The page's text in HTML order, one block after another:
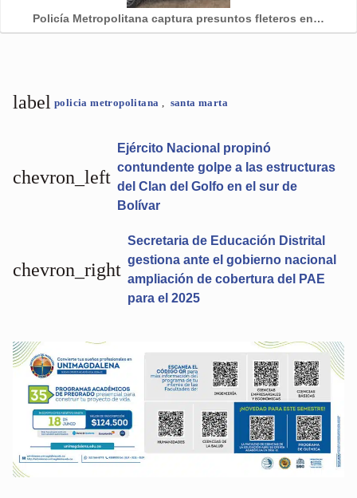
Policía Metropolitana captura presuntos fleteros en…
label policia metropolitana santa marta
chevron_left
Ejército Nacional propinó
contundente golpe a las estructuras
del Clan del Golfo en el sur de
Bolívar
Secretaria de Educación Distrital
gestiona ante el gobierno nacional
ampliación de cobertura del PAE
para el 2025
chevron_right